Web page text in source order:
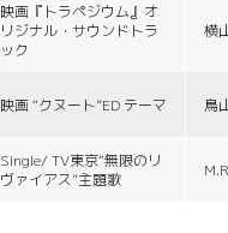
映画『トラペジウム』オ
リジナル・サウンドトラ
ック
横
映画 “クヌート”ED テーマ 鳥
Single/ TV東京“無限のリ
ヴァイアス”主題歌